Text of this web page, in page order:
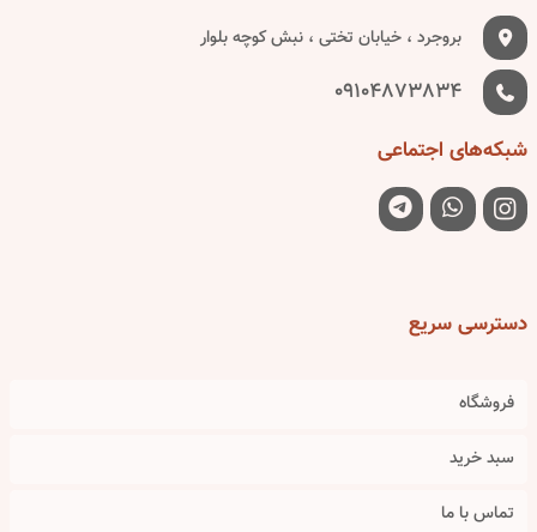
بروجرد ، خیابان تختی ، نبش کوچه بلوار
09104873834
شبکه‌های اجتماعی
دسترسیسریع
فروشگاه
سبد خرید
تماس با ما